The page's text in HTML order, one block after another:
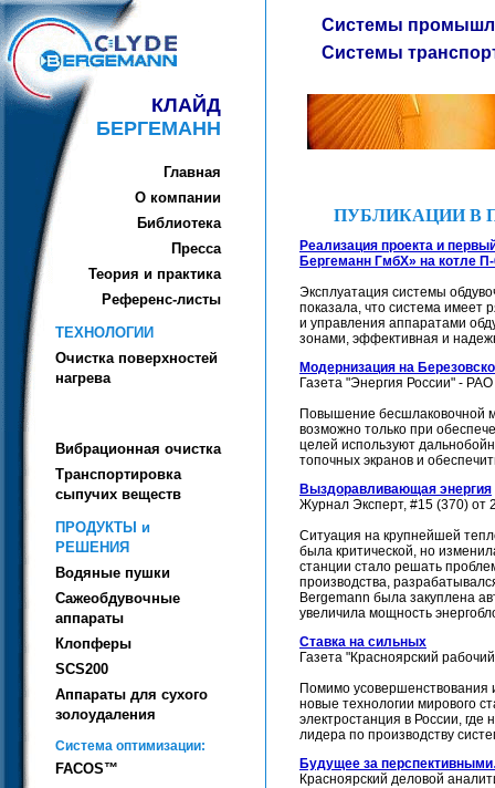
КЛАЙД
БЕРГЕМАНН
Главная
О компании
Библиотека
Пресса
Теория и практика
Референc-листы
ТЕХНОЛОГИИ
Очистка поверхностей
нагрева
Вибрационная очистка
Транспортировка
сыпучих веществ
ПРОДУКТЫ и
РЕШЕНИЯ
Водяные пушки
Сажеобдувочные
аппараты
Клопферы
SCS200
Аппараты для сухого
золоудаления
Система оптимизации:
FACOS™
Системы
Системы
ПУБЛИКАЦИИ В
Реализация проекта и
Бергеманн ГмбХ» на котле
Эксплуатация системы
показала, что система имеет
и управления аппаратами
зонами, эффективная и
Модернизация на
Газета "Энергия России" -
Повышение бесшлаковочной
возможно только при
целей используют
топочных экранов и
Выздоравливающая энергия
Журнал Эксперт, #15 (370) от
Cитуация на крупнейшей
была критической, но
станции стало решать
производства,
Bergemann была закуплена
увеличила мощность
Ставка на сильных
Газета "Красноярский
Помимо усовершенствования
новые технологии мирового
электростанция в России,
лидера по производству
Будущее за
Красноярский деловой